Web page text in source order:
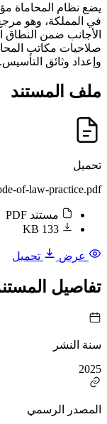
يضع نظام المحاماة
في المملكة، وهو
الأجانب ضمن النطاق
صلاحيات مكاتب
وإعداد وثائق التأسيس.
ملف المستند
تحميل
of-law-practice.pdf
مستند PDF
133 KB
عرض تحميل
تفاصيل
سنة النشر
2025
المصدر الرسمي